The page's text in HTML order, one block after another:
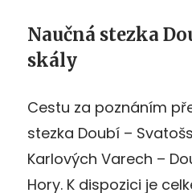
Naučná stezka
skály
Cestu za poznáním
stezka Doubí –
Karlových Varech –
Hory. K dispozici je